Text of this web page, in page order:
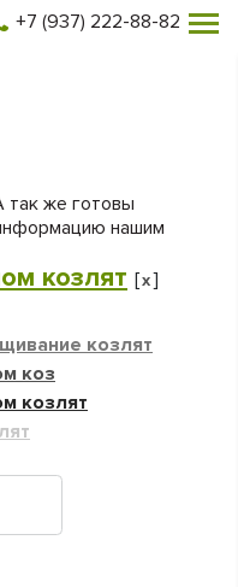
+7 (937) 222-88-82
так же готовы
нашим
козлят [x]
козлят
коз
козлят